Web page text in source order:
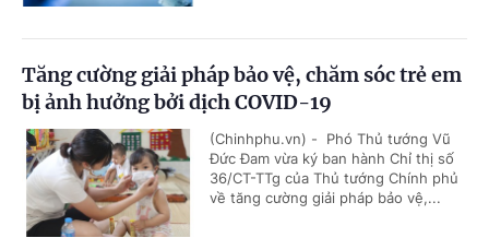
Tăng cường giải pháp bảo vệ, chăm sóc trẻ em
bị ảnh hưởng bởi dịch COVID-19
(Chinhphu.vn) - Phó Thủ tướng Vũ
Đức Đam vừa ký ban hành Chỉ thị số
36/CT-TTg của Thủ tướng Chính phủ
về tăng cường giải pháp bảo vệ,...